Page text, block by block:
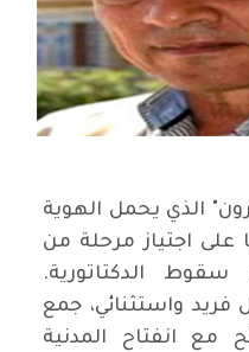
الذي يحمل الهوية
على اجتياز مرحلة من
الدكتاتورية.
واستثنائي، جمع
مع انفتاح المدنية